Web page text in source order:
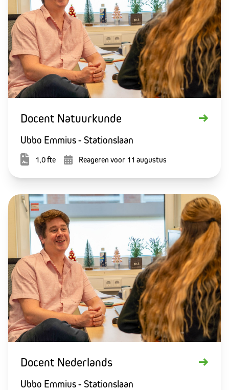
Docent Natuurkunde
Ubbo Emmius - Stationslaan
1,0 fte Reageren voor 11 augustus
Docent Nederlands
Ubbo Emmius - Stationslaan